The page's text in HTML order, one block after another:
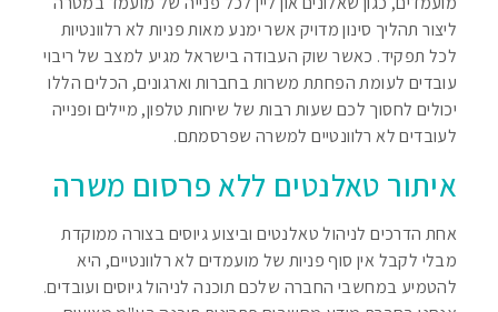
ליצור תהליך סינון מדויק אשר ימנע מאות פניות לא רלוונטיות
לכל תפקיד. כאשר שוק העבודה בישראל מגיע למצב של ריבוי
עובדים לעומת הפחתת משרות בחברות וארגונים, הכלים הללו
יכולים לחסוך לכם שעות רבות של שיחות טלפון, מיילים ופנייה
לעובדים לא רלוונטיים למשרה שפרסמתם.
איתור טאלנטים ללא פרסום משרה
אחת הדרכים לניהול טאלנטים וביצוע גיוסים בצורה ממוקדת
מבלי לקבל אין סוף פניות של מועמדים לא רלוונטיים, היא
להטמיע במחשבי החברה שלכם תוכנה לניהול גיוסים ועובדים.